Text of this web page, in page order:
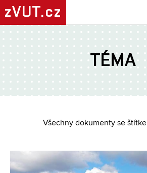
zVUT.cz
TÉMA
Všechny dokumenty se